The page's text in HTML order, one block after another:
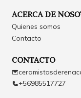
ACERCA DE
Quienes somos
Contacto
CONTACTO
+56985517727